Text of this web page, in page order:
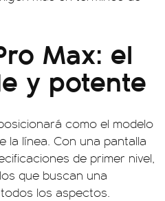
Max: el
y potente
como el modelo
la línea. Con una pantalla
de primer nivel,
que buscan una
los aspectos.